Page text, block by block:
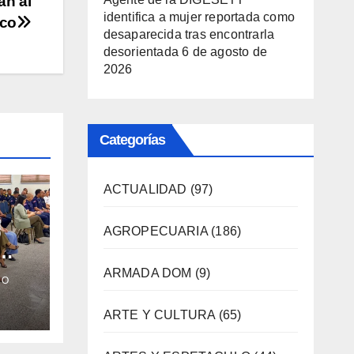
identifica a mujer reportada como
desaparecida tras encontrarla
desorientada 6 de agosto de
2026
Categorías
ACTUALIDAD (97)
AGROPECUARIA(186)
ARMADA DOM (9)
ARTE Y CULTURA (65)